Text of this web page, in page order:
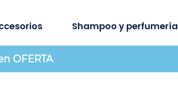
Shampoo y perfumería
OFERTA